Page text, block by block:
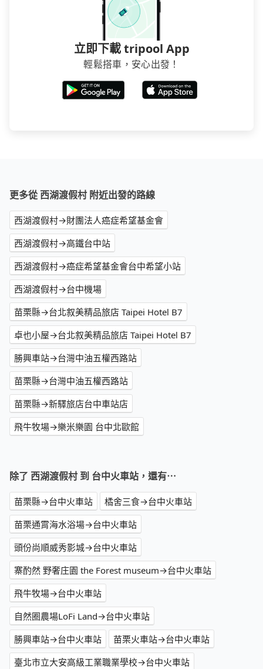
立即下載 tripool App
輕鬆搭車，安心出發！
更多從 西湖渡假村 附近出發的路線
西湖渡假村→財團法人癌症希望基金會
西湖渡假村→高鐵台中站
西湖渡假村→癌症希望基金會台中希望小站
西湖渡假村→台中機場
苗栗縣→台北叙美精品旅店 Taipei Hotel B7
卓也小屋→台北叙美精品旅店 Taipei Hotel B7
勝興車站→台灣中油五權西路站
苗栗縣→台灣中油五權西路站
苗栗縣→新驛旅店台中車站店
飛牛牧場→樂米樂園 台中北歐館
除了 西湖渡假村 到 台中火車站，還有⋯
苗栗縣→台中火車站
橘舍三食→台中火車站
苗栗通霄海水浴場→台中火車站
頭份尚順威秀影城→台中火車站
寨酌然 野奢庄園 the Forest museum→台中火車站
飛牛牧場→台中火車站
自然圈農場LoFi Land→台中火車站
勝興車站→台中火車站
苗栗火車站→台中火車站
臺北市立大安高級工業職業學校→台中火車站